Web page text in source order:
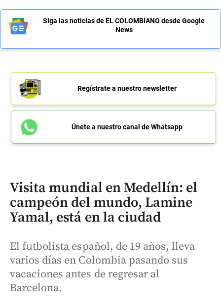
Siga las noticias de EL COLOMBIANO desde Google
News
Regístrate a nuestro newsletter
Únete a nuestro canal de Whatsapp
Visita mundial en Medellín: el
campeón del mundo, Lamine
Yamal, está en la ciudad
El futbolista español, de 19 años, lleva
varios días en Colombia pasando sus
vacaciones antes de regresar al
Barcelona.